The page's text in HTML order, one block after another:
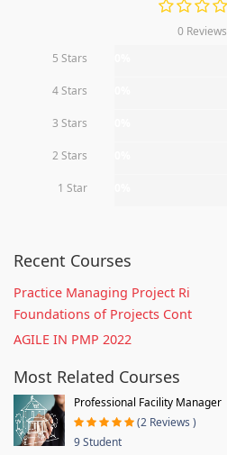
0 Reviews
5 Stars
4 Stars
3 Stars
2 Stars
1 Star
Recent Courses
Practice Managing Project Ri
Foundations of Projects Cont
AGILE IN PMP 2022
Most Related Courses
Professional Facility Manager
(2 Reviews )
9 Student